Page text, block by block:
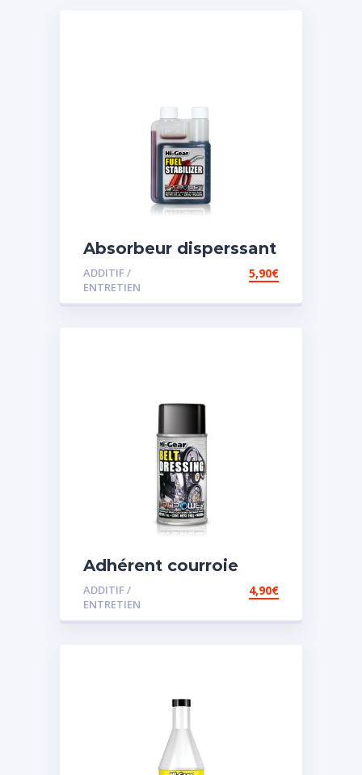
Absorbeur disperssant
d’eau pour carburant
ADDITIF /
ENTRETIEN
5,90€
Adhérent courroie
ADDITIF /
ENTRETIEN
4,90€